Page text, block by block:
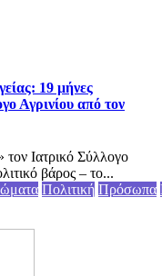
19 μήνες
Αγρινίου από τον
Ιατρικό Σύλλογο
βάρος – το...
Πολιτική Πρόσωπα